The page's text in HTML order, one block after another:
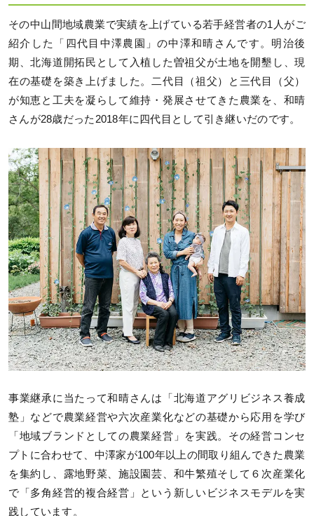
その中山間地域農業で実績を上げている若手経営者の1人がご
紹介した「四代目中澤農園」の中澤和晴さんです。明治後
期、北海道開拓民として入植した曽祖父が土地を開墾し、現
在の基礎を築き上げました。二代目（祖父）と三代目（父）
が知恵と工夫を凝らして維持・発展させてきた農業を、和晴
さんが28歳だった2018年に四代目として引き継いだのです。
事業継承に当たって和晴さんは「北海道アグリビジネス養成
塾」などで農業経営や六次産業化などの基礎から応用を学び
「地域ブランドとしての農業経営」を実践。その経営コンセ
プトに合わせて、中澤家が100年以上の間取り組んできた農業
を集約し、露地野菜、施設園芸、和牛繁殖そして６次産業化
で「多角経営的複合経営」という新しいビジネスモデルを実
践しています。